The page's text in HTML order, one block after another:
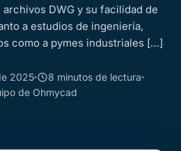
DWG y su facilidad de
a estudios de ingeniería,
como a pymes industriales […]
2025
8 minutos de lectura
de Ohmycad